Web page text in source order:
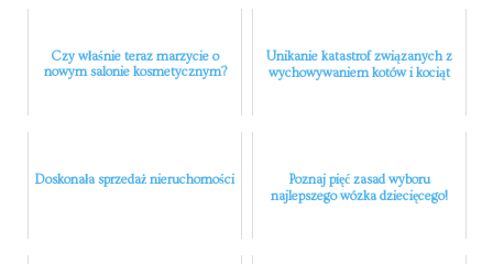
Czy właśnie teraz marzycie o
nowym salonie kosmetycznym?
Unikanie katastrof związanych z
wychowywaniem kotów i kociąt
Doskonała sprzedaż nieruchomości
Poznaj pięć zasad wyboru
najlepszego wózka dziecięcego!